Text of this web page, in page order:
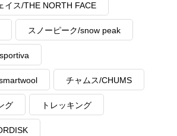
イス/THE NORTH FACE
スノーピーク/snow peak
チャムス/CHUMS
グ トレッキング